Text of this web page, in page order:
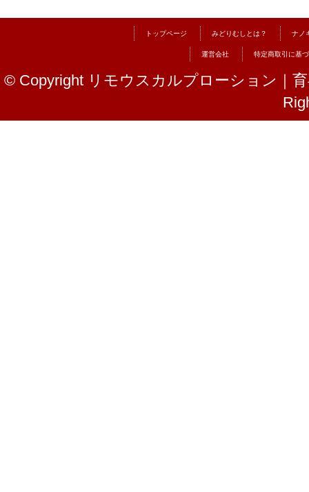
トップページ みどりむしとは？ ナノ
運営会社 特定商取引に基
© Copyright リモウスカルプローション｜